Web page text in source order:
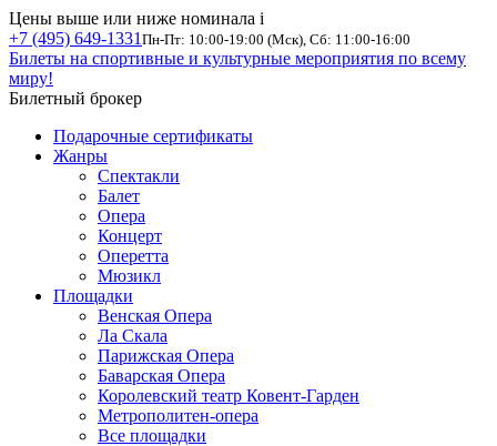
Цены выше или ниже номинала i
+7 (495) 649-1331 Пн-Пт: 10:00-19:00 (Мск), Сб: 11:00-16:00
Билеты на спортивные и культурные мероприятия по всему
миру!
Билетный брокер
Подарочные сертификаты
Жанры
Спектакли
Балет
Опера
Концерт
Оперетта
Мюзикл
Площадки
Венская Опера
Ла Скала
Парижская Опера
Баварская Опера
Королевский театр Ковент-Гарден
Метрополитен-опера
Все площадки